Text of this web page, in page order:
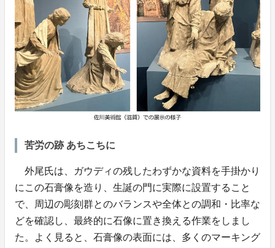
苦労の跡 あちこちに
外尾氏は、ガウディの残したわずかな資料を手掛かり
にこの石膏像を造り、生誕の門に実際に設置すること
で、周辺の彫刻群とのバランスや全体との調和・比率な
どを確認し、最終的に石像に置き換える作業をしまし
た。よく見ると、石膏像の表面には、多くのマーキング